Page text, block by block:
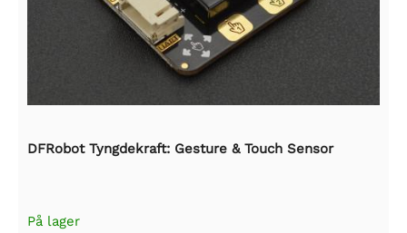
DFRobot Tyngdekraft: Gesture & Touch Sensor
På lager